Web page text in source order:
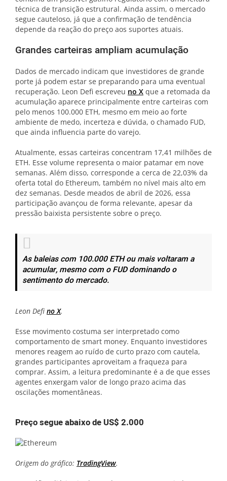
técnica de transição estrutural. Ainda assim, o mercado
segue cauteloso, já que a confirmação de tendência
depende da reação do preço aos suportes atuais.
Grandes carteiras ampliam acumulação
Dados de mercado indicam que investidores de grande
porte já podem estar se preparando para uma eventual
recuperação. Leon Defi escreveu no X que a retomada da
acumulação aparece principalmente entre carteiras com
pelo menos 100.000 ETH, mesmo em meio ao forte
ambiente de medo, incerteza e dúvida, o chamado FUD,
que ainda influencia parte do varejo.
Atualmente, essas carteiras concentram 17,41 milhões de
ETH. Esse volume representa o maior patamar em nove
semanas. Além disso, corresponde a cerca de 22,03% da
oferta total do Ethereum, também no nível mais alto em
dez semanas. Desde meados de abril de 2026, essa
participação avançou de forma relevante, apesar da
pressão baixista persistente sobre o preço.
As baleias com 100.000 ETH ou mais voltaram a
acumular, mesmo com o FUD dominando o
sentimento do mercado.
Leon Defi no X.
Esse movimento costuma ser interpretado como
comportamento de smart money. Enquanto investidores
menores reagem ao ruído de curto prazo com cautela,
grandes participantes aproveitam a fraqueza para
comprar. Assim, a leitura predominante é a de que esses
agentes enxergam valor de longo prazo acima das
oscilações momentâneas.
Preço segue abaixo de US$ 2.000
Origem do gráfico: TradingView.